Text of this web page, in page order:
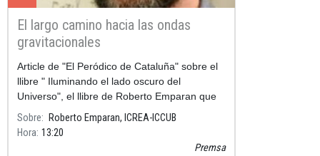
El largo camino hacia las ondas
gravitacionales
Article de "El Peródico de Cataluña" sobre el
llibre " Iluminando el lado oscuro del
Universo", el llibre de Roberto Emparan que
es publica el 07/02/2018.
Sobre
Roberto Emparan, ICREA-ICCUB
Hora 13:20
Premsa